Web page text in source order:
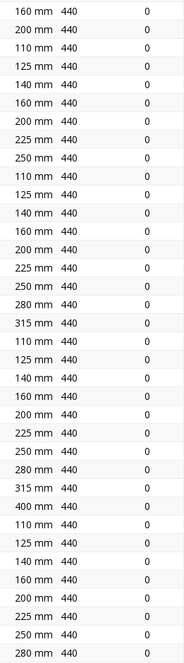
160 mm 440
0
200 mm 440
0
110 mm 440
0
125 mm 440
0
140 mm 440
0
160 mm 440
0
200 mm 440
0
225 mm 440
0
250 mm 440
0
110 mm 440
0
125 mm 440
0
140 mm 440
0
160 mm 440
0
200 mm 440
0
225 mm 440
0
250 mm 440
0
280 mm 440
0
315 mm 440
0
110 mm 440
0
125 mm 440
0
140 mm 440
0
160 mm 440
0
200 mm 440
0
225 mm 440
0
250 mm 440
0
280 mm 440
0
315 mm 440
0
400 mm 440
0
110 mm 440
0
125 mm 440
0
140 mm 440
0
160 mm 440
0
200 mm 440
0
225 mm 440
0
250 mm 440
0
280 mm 440
0